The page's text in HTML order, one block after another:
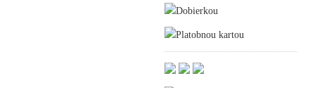
Dobierkou
Platobnou kartou